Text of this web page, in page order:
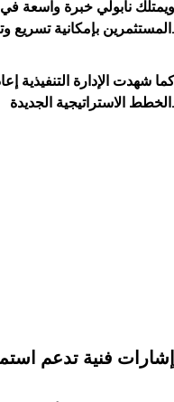
ويمتلك نابولي خبرة واسعة
المستثمرين بإمكانية تسريع وتيرة الإصلاحات داخل الشركة خلال الفترة المقبلة.
كما شهدت الإدارة التنفيذية
الخطط الاستراتيجية الجديدة.
إشارات فنية تدعم